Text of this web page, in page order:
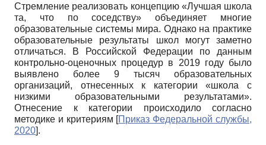
Стремление реализовать концепцию «Лучшая школа
та, что по соседству» объединяет многие
образовательные системы мира. Однако на практике
образовательные результаты школ могут заметно
отличаться. В Российской Федерации по данным
контрольно-оценочных процедур в 2019 году было
выявлено более 9 тысяч образовательных
организаций, отнесенных к категории «школа с
низкими образовательными результатами».
Отнесение к категории происходило согласно
методике и критериям [Приказ Федеральной службы,
2020].